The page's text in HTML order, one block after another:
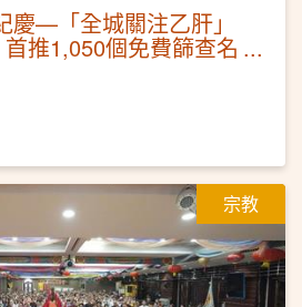
慶—「全城關注乙肝」
推1,050個免費篩查名
宗教